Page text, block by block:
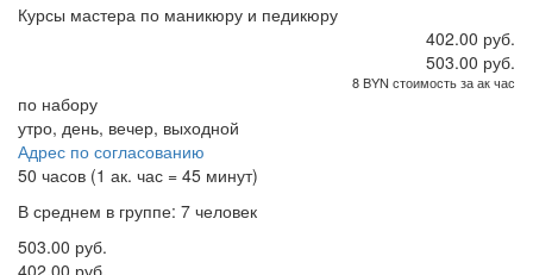
Курсы мастера по маникюру и педикюру
402.00 руб.
503.00 руб.
8 BYN стоимость за ак час
по набору
утро, день, вечер, выходной
Адрес по согласованию
50 часов (1 ак. час = 45 минут)
В среднем в группе: 7 человек
503.00 руб.
402.00 руб.